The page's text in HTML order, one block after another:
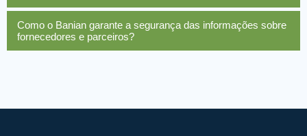
Como o Banian garante a segurança das informações sobre
fornecedores e parceiros?